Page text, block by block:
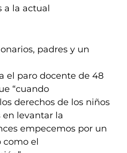
a la actual
padres y un
el paro docente de 48
“cuando
derechos de los niños
levantar la
empecemos por un
como el